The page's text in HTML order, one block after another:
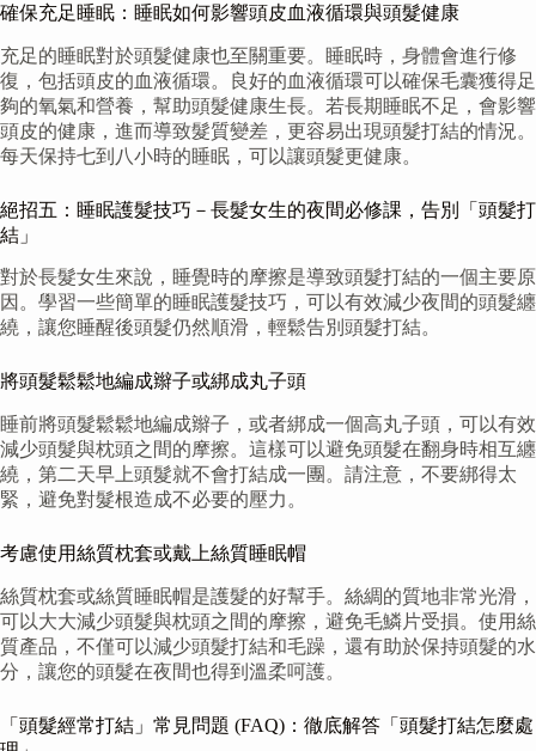
確保充足睡眠：睡眠如何影響頭皮血液循環與頭髮健康
充足的睡眠對於頭髮健康也至關重要。睡眠時，身體會進行修
復，包括頭皮的血液循環。良好的血液循環可以確保毛囊獲得足
夠的氧氣和營養，幫助頭髮健康生長。若長期睡眠不足，會影響
頭皮的健康，進而導致髮質變差，更容易出現頭髮打結的情況。
每天保持七到八小時的睡眠，可以讓頭髮更健康。
絕招五：睡眠護髮技巧－長髮女生的夜間必修課，告別「頭髮打
結」
對於長髮女生來說，睡覺時的摩擦是導致頭髮打結的一個主要原
因。學習一些簡單的睡眠護髮技巧，可以有效減少夜間的頭髮纏
繞，讓您睡醒後頭髮仍然順滑，輕鬆告別頭髮打結。
將頭髮鬆鬆地編成辮子或綁成丸子頭
睡前將頭髮鬆鬆地編成辮子，或者綁成一個高丸子頭，可以有效
減少頭髮與枕頭之間的摩擦。這樣可以避免頭髮在翻身時相互纏
繞，第二天早上頭髮就不會打結成一團。請注意，不要綁得太
緊，避免對髮根造成不必要的壓力。
考慮使用絲質枕套或戴上絲質睡眠帽
絲質枕套或絲質睡眠帽是護髮的好幫手。絲綢的質地非常光滑，
可以大大減少頭髮與枕頭之間的摩擦，避免毛鱗片受損。使用絲
質產品，不僅可以減少頭髮打結和毛躁，還有助於保持頭髮的水
分，讓您的頭髮在夜間也得到溫柔呵護。
「頭髮經常打結」常見問題 (FAQ)：徹底解答「頭髮打結怎麼處